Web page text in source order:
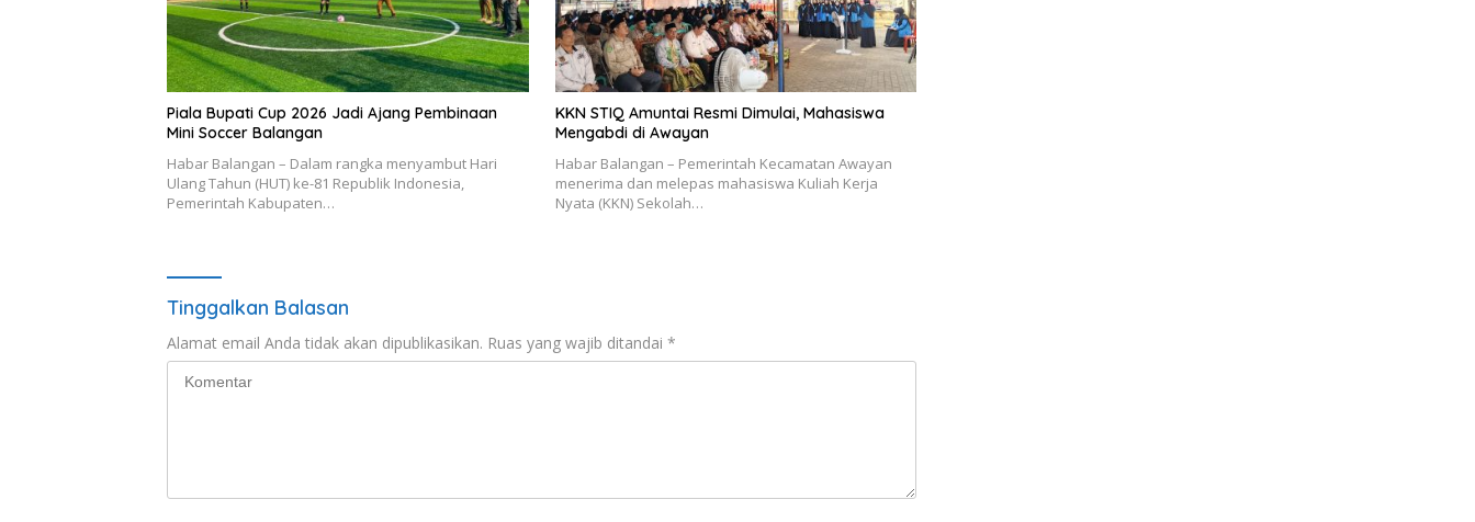
Piala Bupati Cup 2026 Jadi Ajang Pembinaan
Mini Soccer Balangan
Habar Balangan – Dalam rangka menyambut Hari
Ulang Tahun (HUT) ke-81 Republik Indonesia,
Pemerintah Kabupaten…
KKN STIQ Amuntai Resmi Dimulai, Mahasiswa
Mengabdi di Awayan
Habar Balangan – Pemerintah Kecamatan Awayan
menerima dan melepas mahasiswa Kuliah Kerja
Nyata (KKN) Sekolah…
Tinggalkan Balasan
Alamat email Anda tidak akan dipublikasikan. Ruas yang wajib ditandai *